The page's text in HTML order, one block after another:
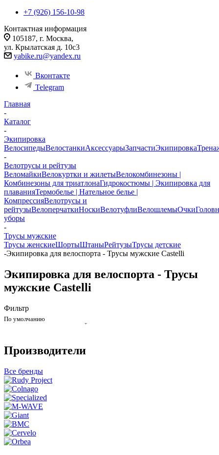
+7 (926) 156-10-98
Контактная информация
105187, г. Москва,
ул. Крылатская д. 10с3
yabike.ru@yandex.ru
Вконтакте
Telegram
Главная
-
Каталог
-
Экипировка
ВелосипедыВелостанкиАксессуарыЗапчастиЭкипировка
-
Велотрусы и рейтузы
ВеломайкиВелокуртки и жилетыВелокомбинезоны |
Комбинезоны для триатлонаГидрокостюмы | Экипировка для
плаванияТермобелье | Нательное белье |
КомпрессияВелотрусы и
рейтузыВелоперчаткиНоскиВелотуфлиВелошлемыОчки
уборы
-
Трусы мужские
Трусы женскиеШортыШтаныРейтузыТрусы детские
-Экипировка для велоспорта - Трусы мужские Castelli
Экипировка для велоспорта - Трусы
мужские Castelli
Фильтр
По умолчанию
Производители
Все бренды